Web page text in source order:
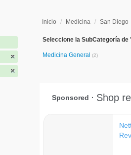
Inicio / Medicina / San Diego
Seleccione la SubCategoría de
Medicina General (2)